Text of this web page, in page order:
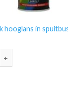
hooglans in
hooglans in